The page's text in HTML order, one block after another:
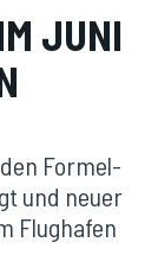
JUNI
Formel-
und neuer
Flughafen